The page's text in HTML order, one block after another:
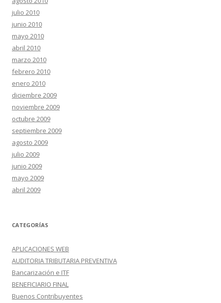
julio 2010
junio 2010
mayo 2010
abril 2010
marzo 2010
febrero 2010
enero 2010
diciembre 2009
noviembre 2009
octubre 2009
septiembre 2009
agosto 2009
julio 2009
junio 2009
mayo 2009
abril 2009
CATEGORÍAS
APLICACIONES WEB
AUDITORIA TRIBUTARIA PREVENTIVA
Bancarización e ITF
BENEFICIARIO FINAL
Buenos Contribuyentes